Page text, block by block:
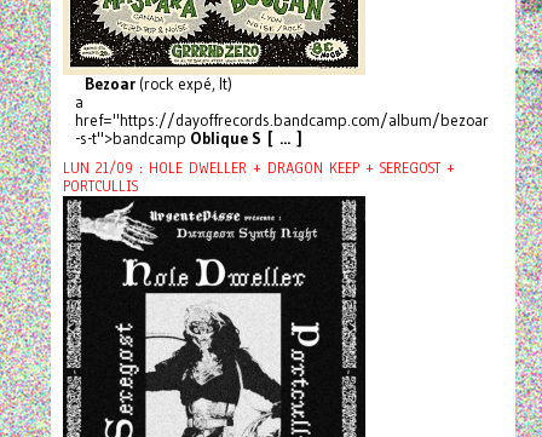
Bezoar(rock expé, It)
a
href="https://dayoffrecords.bandcamp.com/album/bezoar
-s-t">bandcamp Oblique S [ ... ]
LUN 21/09 : HOLE DWELLER + DRAGON KEEP + SEREGOST +
PORTCULLIS